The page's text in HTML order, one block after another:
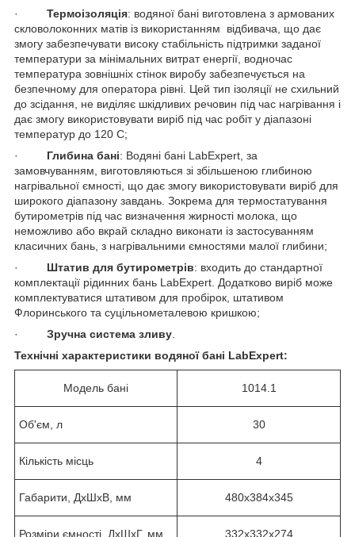
· Термоізоляція: водяної бані виготовлена з армованих
скловолоконних матів із використанням відбивача, що дає
змогу забезпечувати високу стабільність підтримки заданої
температури за мінімальних витрат енергії, водночас
температура зовнішніх стінок виробу забезпечується на
безпечному для оператора рівні. Цей тип ізоляції не схильний
до зсідання, не виділяє шкідливих речовин під час нагрівання і
дає змогу використовувати виріб під час робіт у діапазоні
температур до 120 С;
· Глибина бані: Водяні бані LabExpert, за
замовчуванням, виготовляються зі збільшеною глибиною
нагрівальної ємності, що дає змогу використовувати виріб для
широкого діапазону завдань. Зокрема для термостатування
бутирометрів під час визначення жирності молока, що
неможливо або вкрай складно виконати із застосуванням
класичних бань, з нагрівальними ємностями малої глибини;
· Штатив для бутирометрів: входить до стандартної
комплектації рідинних бань LabExpert. Додатково виріб може
комплектуватися штативом для пробірок, штативом
Флоринського та суцільнометалевою кришкою;
· Зручна система зливу
Технічні характеристики водяної бані LabExpert:
Модель бані 1014.1
Об'єм, л 30
Кількість місць 4
Габарити, ДхШхВ, мм 480x384x345
Розміри ємності, ДхШхГ, мм 332x332x274